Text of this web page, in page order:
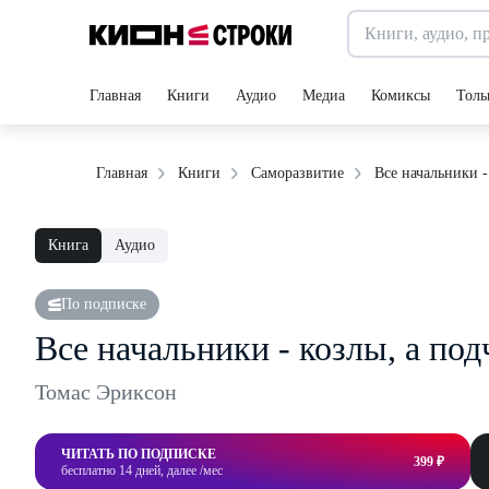
Главная Книги Аудио Медиа Комиксы
Главная Книги Саморазвитие Все начальники
Книга Аудио
По подписке
Все начальники - козлы, а
Томас Эриксон
ЧИТАТЬ ПО ПОДПИСКЕ
бесплатно 14 дней, далее /мес
399 ₽